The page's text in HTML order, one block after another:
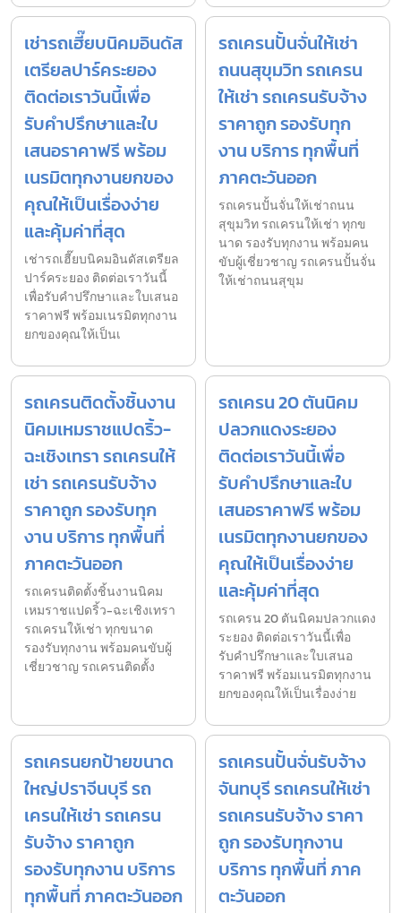
เช่ารถเฮี๊ยบนิคมอินดัส
เตรียลปาร์คระยอง
ติดต่อเราวันนี้เพื่อ
รับคำปรึกษาและใบ
เสนอราคาฟรี พร้อม
เนรมิตทุกงานยกของ
คุณให้เป็นเรื่องง่าย
และคุ้มค่าที่สุด
เช่ารถเฮี๊ยบนิคมอินดัสเตรียล
ปาร์คระยอง ติดต่อเราวันนี้
เพื่อรับคำปรึกษาและใบเสนอ
ราคาฟรี พร้อมเนรมิตทุกงาน
ยกของคุณให้เป็นเ
รถเครนปั้นจั่นให้เช่า
ถนนสุขุมวิท รถเครน
ให้เช่า รถเครนรับจ้าง
ราคาถูก รองรับทุก
งาน บริการ ทุกพื้นที่
ภาคตะวันออก
รถเครนปั้นจั่นให้เช่าถนน
สุขุมวิท รถเครนให้เช่า ทุกข
นาด รองรับทุกงาน พร้อมคน
ขับผู้เชี่ยวชาญ รถเครนปั้นจั่น
ให้เช่าถนนสุขุม
รถเครนติดตั้งชิ้นงาน
นิคมเหมราชแปดริ้ว-
ฉะเชิงเทรา รถเครนให้
เช่า รถเครนรับจ้าง
ราคาถูก รองรับทุก
งาน บริการ ทุกพื้นที่
ภาคตะวันออก
รถเครนติดตั้งชิ้นงานนิคม
เหมราชแปดริ้ว-ฉะเชิงเทรา
รถเครนให้เช่า ทุกขนาด
รองรับทุกงาน พร้อมคนขับผู้
เชี่ยวชาญ รถเครนติดตั้ง
รถเครน 20 ตันนิคม
ปลวกแดงระยอง
ติดต่อเราวันนี้เพื่อ
รับคำปรึกษาและใบ
เสนอราคาฟรี พร้อม
เนรมิตทุกงานยกของ
คุณให้เป็นเรื่องง่าย
และคุ้มค่าที่สุด
รถเครน 20 ตันนิคมปลวกแดง
ระยอง ติดต่อเราวันนี้เพื่อ
รับคำปรึกษาและใบเสนอ
ราคาฟรี พร้อมเนรมิตทุกงาน
ยกของคุณให้เป็นเรื่องง่าย
รถเครนยกป้ายขนาด
ใหญ่ปราจีนบุรี รถ
เครนให้เช่า รถเครน
รับจ้าง ราคาถูก
รองรับทุกงาน บริการ
ทุกพื้นที่ ภาคตะวันออก
รถเครนปั้นจั่นรับจ้าง
จันทบุรี รถเครนให้เช่า
รถเครนรับจ้าง ราคา
ถูก รองรับทุกงาน
บริการ ทุกพื้นที่ ภาค
ตะวันออก